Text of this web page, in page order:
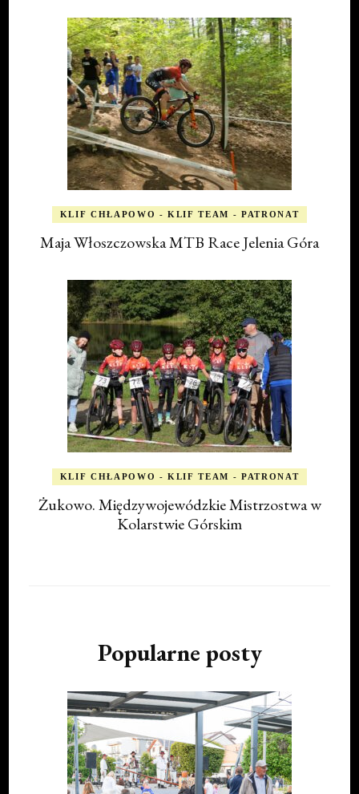
KLIF CHŁAPOWO - KLIF TEAM - PATRONAT
Maja Włoszczowska MTB Race Jelenia Góra
KLIF CHŁAPOWO - KLIF TEAM - PATRONAT
Żukowo. Międzywojewódzkie Mistrzostwa w
Kolarstwie Górskim
Popularne posty